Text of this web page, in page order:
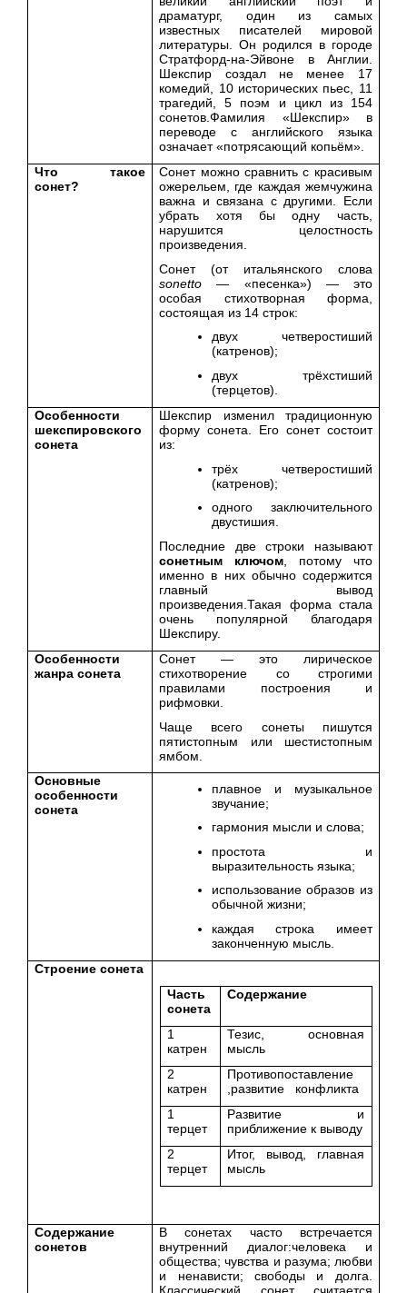
драматург, один из самых
известных писателей мировой
литературы. Он родился в городе
Стратфорд-на-Эйвоне в Англии.
Шекспир создал не менее 17
комедий, 10 исторических пьес, 11
трагедий, 5 поэм и цикл из 154
сонетов.Фамилия «Шекспир» в
переводе с английского языка
означает «потрясающий копьём».
Что такое
сонет?
Сонет можно сравнить с красивым
ожерельем, где каждая жемчужина
важна и связана с другими. Если
убрать хотя бы одну часть,
нарушится целостность
произведения.
Сонет (от итальянского слова
sonetto — «песенка») — это
особая стихотворная форма,
состоящая из 14 строк:
двух четверостиший
(катренов);
двух трёхстиший
(терцетов).
Особенности
шекспировского
сонета
Шекспир изменил традиционную
форму сонета. Его сонет состоит
из:
трёх четверостиший
(катренов);
одного заключительного
двустишия.
Последние две строки называют
сонетным ключом , потому что
именно в них обычно содержится
главный вывод
произведения.Такая форма стала
очень популярной благодаря
Шекспиру.
Особенности
жанра сонета
Сонет — это лирическое
стихотворение со строгими
правилами построения и
рифмовки.
Чаще всего сонеты пишутся
пятистопным или шестистопным
ямбом.
Основные
особенности
сонета
плавное и музыкальное
звучание;
гармония мысли и слова;
простота и
выразительность языка;
использование образов из
обычной жизни;
каждая строка имеет
законченную мысль.
Строение сонета
Часть
сонета
Содержание
1
катрен
Тезис, основная
мысль
2
катрен
Противопоставление
,развитие конфликта
1
терцет
Развитие и
приближение к выводу
2
терцет
Итог, вывод, главная
мысль
Содержание
сонетов
В сонетах часто встречается
внутренний диалог:человека и
общества; чувства и разума; любви
и ненависти; свободы и долга.